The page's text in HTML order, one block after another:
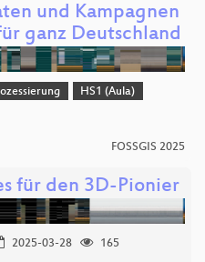
und Kampagnen
ganz Deutschland
HS1 (Aula)
FOSSGIS 2025
für den 3D-Pionier
2025-03-28
165